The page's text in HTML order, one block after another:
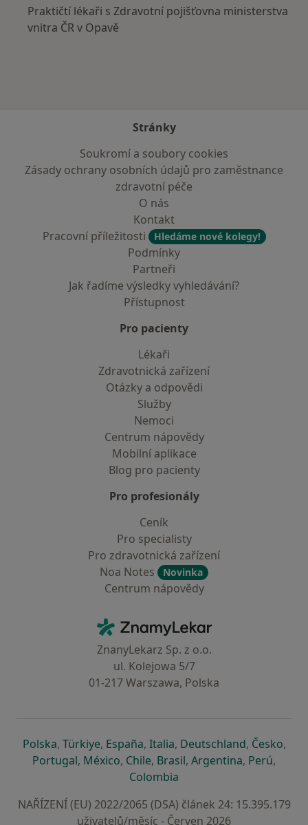
Praktičtí lékaři s Zdravotní pojišťovna ministerstva
vnitra ČR v Opavě
Stránky
Soukromí a soubory cookies
Zásady ochrany osobních údajů pro zaměstnance
zdravotní péče
O nás
Kontakt
Pracovní příležitosti
Hledáme nové kolegy!
Podmínky
Partneři
Jak řadíme výsledky vyhledávání?
Přístupnost
Pro pacienty
Lékaři
Zdravotnická zařízení
Otázky a odpovědi
Služby
Nemoci
Centrum nápovědy
Mobilní aplikace
Blog pro pacienty
Pro profesionály
Ceník
Pro specialisty
Pro zdravotnická zařízení
Noa Notes
Novinka
Centrum nápovědy
ZnamyLekar - Hlavní stránka
ZnanyLekarz Sp. z o.o.
ul. Kolejowa 5/7
01-217 Warszawa, Polska
Polskase otevře v nové záložce
, Türkiyese otevře v nové záložce
, Españase otevře v nové záložce
, Italiase otevře v nové záložce
, Deutschlandse otevře v
, Českose
,
Portugalse otevře v nové záložce
, Méxicose otevře v nové záložce
, Chilese otevře v nové záložce
, Brasilse otevře v nové
, Argentinase otevře v
, Perúse
,
Colombia
NAŘÍZENÍ (EU) 2022/2065 (DSA) článek 24: 15.395.179
uživatelů/měsíc - Červen 2026